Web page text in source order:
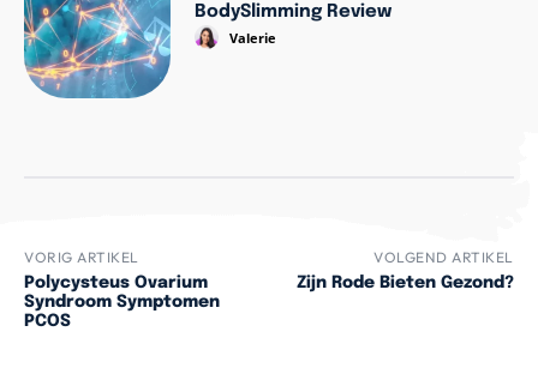
BodySlimming Review
Valerie
VORIG ARTIKEL
Polycysteus Ovarium
Syndroom Symptomen
PCOS
VOLGEND ARTIKEL
Zijn Rode Bieten Gezond?